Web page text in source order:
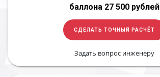
баллона 27 500 рублей
СДЕЛАТЬ ТОЧНЫЙ РАСЧЁТ
Задать вопрос инженеру